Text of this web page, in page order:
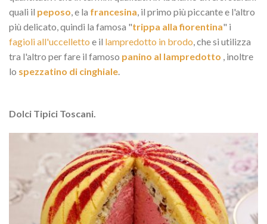
quali il peposo, e la francesina, il primo più piccante e l'altro
più delicato, quindi la famosa "trippa alla fiorentina" i
fagioli all'uccelletto e il lampredotto in brodo, che si utilizza
tra l'altro per fare il famoso panino al lampredotto , inoltre
lo spezzatino di cinghiale.
Dolci Tipici Toscani.